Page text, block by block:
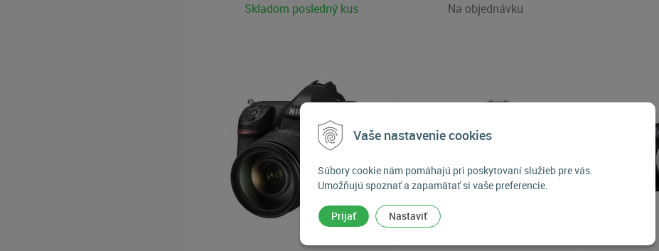
Vaše nastavenie cookies
Súbory cookie nám pomáhajú pri poskytovaní služieb pre vás.
Umožňujú spoznať a zapamätať si vaše preferencie.
Prijať Nastaviť
ďalšou výbavou.
Skladom posledný kus
systém AF SAFOX 13 vybavený
25,7 Mpx monochromatický
Pentax K-3 Mark III Monochrome
Na objednávku